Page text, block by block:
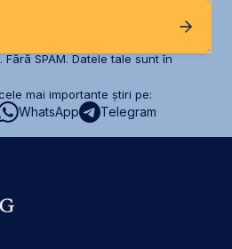
SPAM. Datele tale sunt în
mai importante știri pe:
WhatsApp Telegram